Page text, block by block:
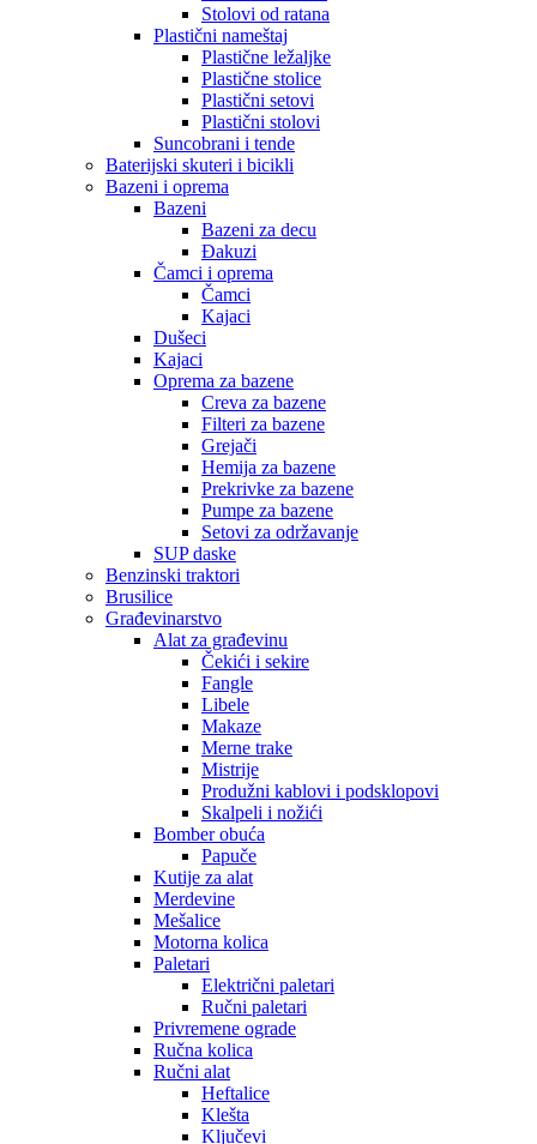
Stolovi od ratana
Plastični nameštaj
Plastične ležaljke
Plastične stolice
Plastični setovi
Plastični stolovi
Suncobrani i tende
Baterijski skuteri i bicikli
Bazeni i oprema
Bazeni
Bazeni za decu
Đakuzi
Čamci i oprema
Čamci
Kajaci
Dušeci
Kajaci
Oprema za bazene
Creva za bazene
Filteri za bazene
Grejači
Hemija za bazene
Prekrivke za bazene
Pumpe za bazene
Setovi za održavanje
SUP daske
Benzinski traktori
Brusilice
Građevinarstvo
Alat za građevinu
Čekići i sekire
Fangle
Libele
Makaze
Merne trake
Mistrije
Produžni kablovi i podsklopovi
Skalpeli i nožići
Bomber obuća
Papuče
Kutije za alat
Merdevine
Mešalice
Motorna kolica
Paletari
Električni paletari
Ručni paletari
Privremene ograde
Ručna kolica
Ručni alat
Heftalice
Klešta
Ključevi